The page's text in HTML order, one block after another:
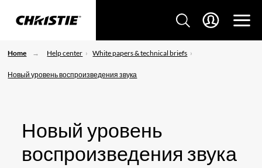
Home Help center White papers & technical briefs
Новый уровень воспроизведения звука
Новый уровень
воспроизведения звука